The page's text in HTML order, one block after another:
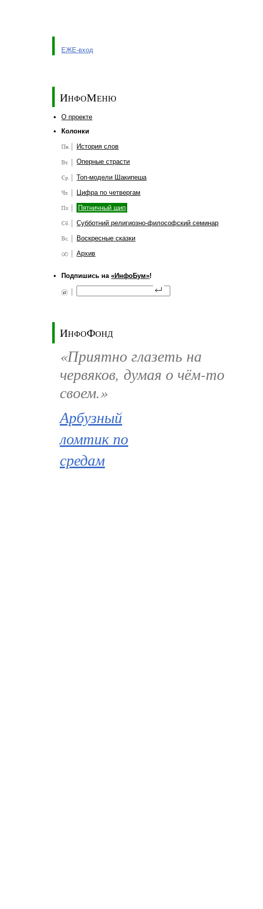
ЕЖЕ-вход
ИнфоМеню
О проекте
Колонки
История слов
Оперные страсти
Топ-модели Шакипеша
Цифра по четвергам
Пятничный шип
Субботний религиозно-философский семинар
Воскресные сказки
Архив
Подпишись на«ИнфоБум»!
ИнфоФонд
«Приятно глазеть на
червяков, думая о чём-то
своем.»
Арбузный
ломтик по
средам